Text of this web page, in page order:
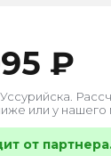
₽
Уссурийска .
или у нашего
от